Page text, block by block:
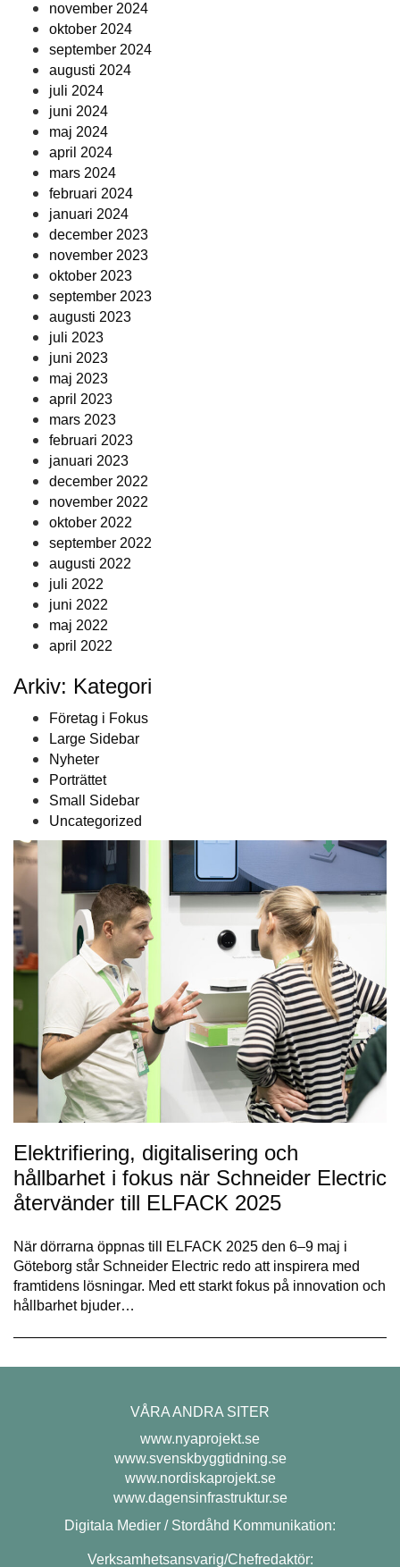
november 2024
oktober 2024
september 2024
augusti 2024
juli 2024
juni 2024
maj 2024
april 2024
mars 2024
februari 2024
januari 2024
december 2023
november 2023
oktober 2023
september 2023
augusti 2023
juli 2023
juni 2023
maj 2023
april 2023
mars 2023
februari 2023
januari 2023
december 2022
november 2022
oktober 2022
september 2022
augusti 2022
juli 2022
juni 2022
maj 2022
april 2022
Arkiv: Kategori
Företag i Fokus
Large Sidebar
Nyheter
Porträttet
Small Sidebar
Uncategorized
Elektrifiering, digitalisering och
hållbarhet i fokus när Schneider Electric
återvänder till ELFACK 2025
När dörrarna öppnas till ELFACK 2025 den 6–9 maj i
Göteborg står Schneider Electric redo att inspirera med
framtidens lösningar. Med ett starkt fokus på innovation och
hållbarhet bjuder…
VÅRA ANDRA SITER
www.nyaprojekt.se
www.svenskbyggtidning.se
www.nordiskaprojekt.se
www.dagensinfrastruktur.se
Digitala Medier / Stordåhd Kommunikation:
Verksamhetsansvarig/Chefredaktör: